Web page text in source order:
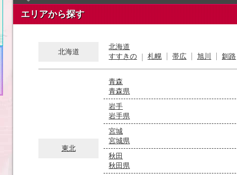
エリアから探す
北海道
北海道
すすきの
札幌 帯広 旭川 釧路
東北
青森
青森県
岩手
岩手県
宮城
宮城県
秋田
秋田県